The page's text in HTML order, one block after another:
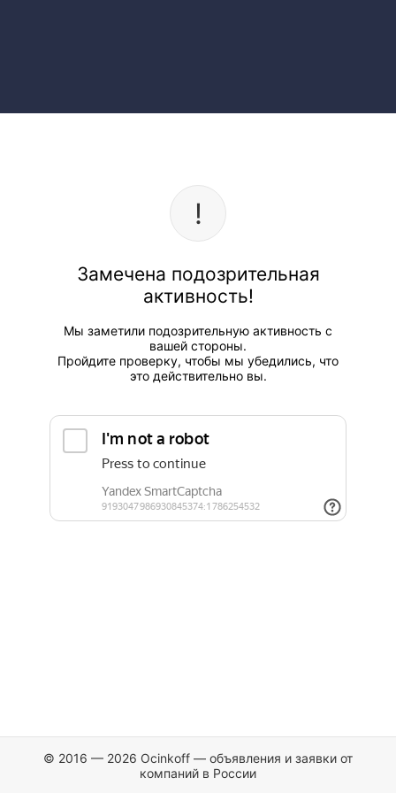
Замечена подозрительная
активность!
Мы заметили подозрительную активность с
вашей стороны.
Пройдите проверку, чтобы мы убедились, что
это действительно вы.
© 2016 — 2026 Ocinkoff — объявления и заявки от
компаний в России